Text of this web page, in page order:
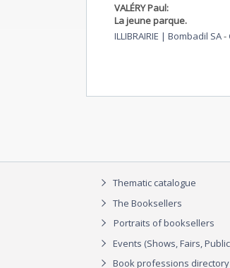
VALÉRY Paul:
La jeune parque.
ILLIBRAIRIE | Bombadil SA-
Thematic catalogue
The Booksellers
Portraits of booksellers
Events (Shows, Fairs,
Book professions directory